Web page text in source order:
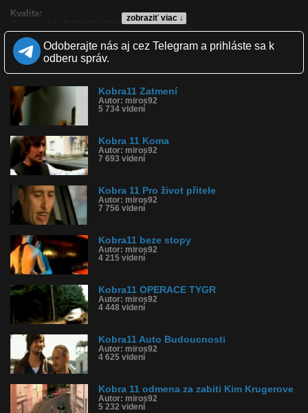
zobraziť viac ↓
Kvalita:
Zverejnené: 8.10.2011 12:09
Páči sa: 100% (1 hlasov)
Obľúbené: 1
Komentárov: 0
Tagy: kobra11, kyberticka bouře, nej scenky, moje tvorba
História sledovanosti videa:
Odoberajte nás aj cez Telegram a prihláste sa k
odberu správ.
Kobra11 Zatmení
Autor: miros92
5 734 videní
Kobra 11 Koma
Autor: miros92
7 693 videní
Kobra 11 Pro život přitele
Autor: miros92
7 756 videní
Kobra11 beze stopy
Autor: miros92
4 215 videní
Kobra11 OPERACE TYGR
Autor: miros92
4 448 videní
Kobra11 Auto Budoucnosti
Autor: miros92
4 625 videní
Kobra 11 odmena za zabiti Kim Krugerove
Autor: miros92
5 232 videní